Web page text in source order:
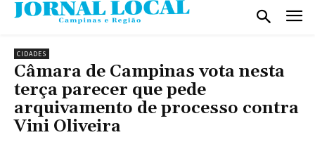
CIDADES
Câmara de Campinas vota nesta
terça parecer que pede
arquivamento de processo contra
Vini Oliveira